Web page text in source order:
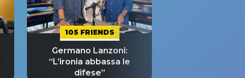
105 FRIENDS
Germano Lanzoni:
“L’ironia abbassa le
difese”